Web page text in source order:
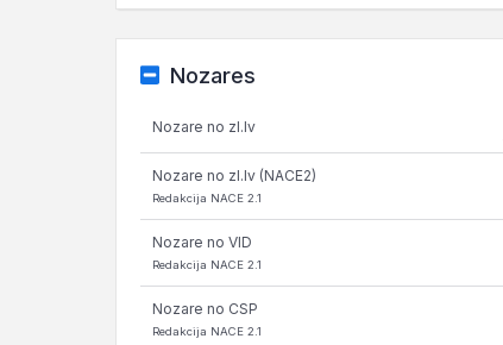
Nozares
Nozare no zl.lv
Nozare no zl.lv (NACE2)
Redakcija NACE 2.1
Nozare no VID
Redakcija NACE 2.1
Nozare no CSP
Redakcija NACE 2.1